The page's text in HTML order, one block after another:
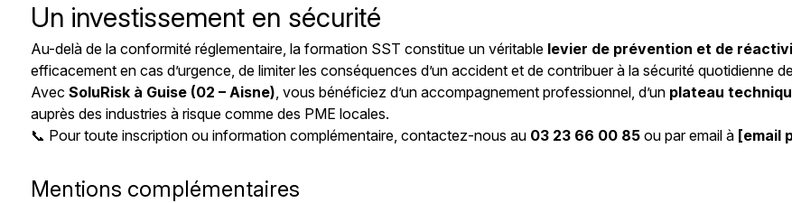
Un investissement en sécurité
Au-delà de la conformité réglementaire, la formation SST constitue un véritable levier de prévention et de
efficacement en cas d’urgence, de limiter les conséquences d’un accident et de contribuer à la sécurité quotidienne
AvecSoluRisk à Guise (02 – Aisne), vous bénéficiez d’un accompagnement professionnel, d’un plateau
auprès des industries à risque comme des PME locales.
📞 Pour toute inscription ou information complémentaire, contactez-nous au 03 23 66 00 85 ou par email à [email
Mentions complémentaires